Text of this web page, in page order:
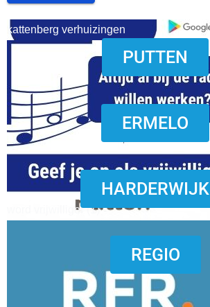
download onzze App
kattenberg verhuizingen
word vrijwilliger (1)
PUTTEN
ERMELO
HARDERWIJK
REGIO